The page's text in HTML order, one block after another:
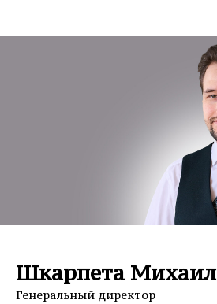
Шкарпета Михаил
Генеральный директор